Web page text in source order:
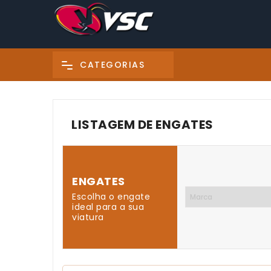
CATEGORIAS
LISTAGEM DE ENGATES
ENGATES
Escolha o engate
ideal para a sua
viatura